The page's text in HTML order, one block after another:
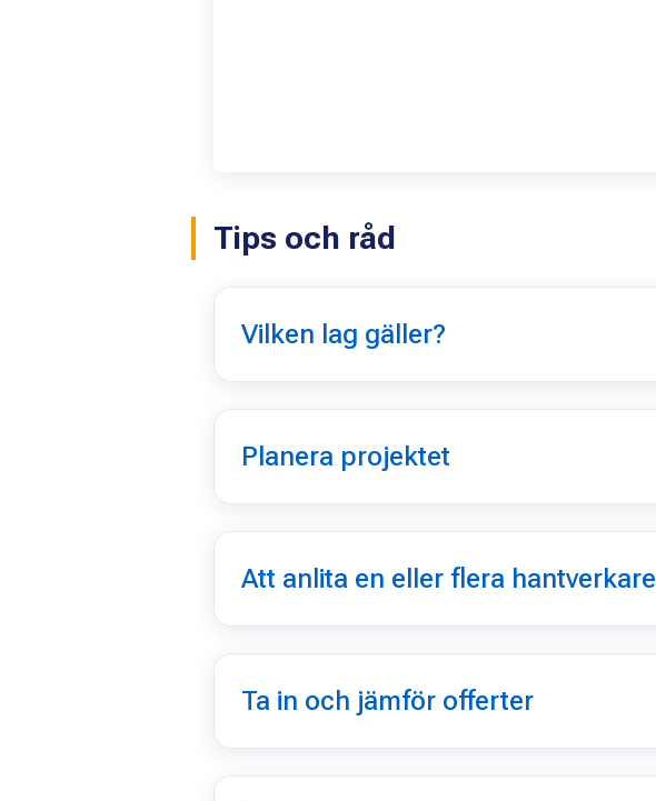
Tips och råd
Vilken lag gäller?
Planera projektet
Att anlita en eller flera hantverkare
Ta in och jämför offerter